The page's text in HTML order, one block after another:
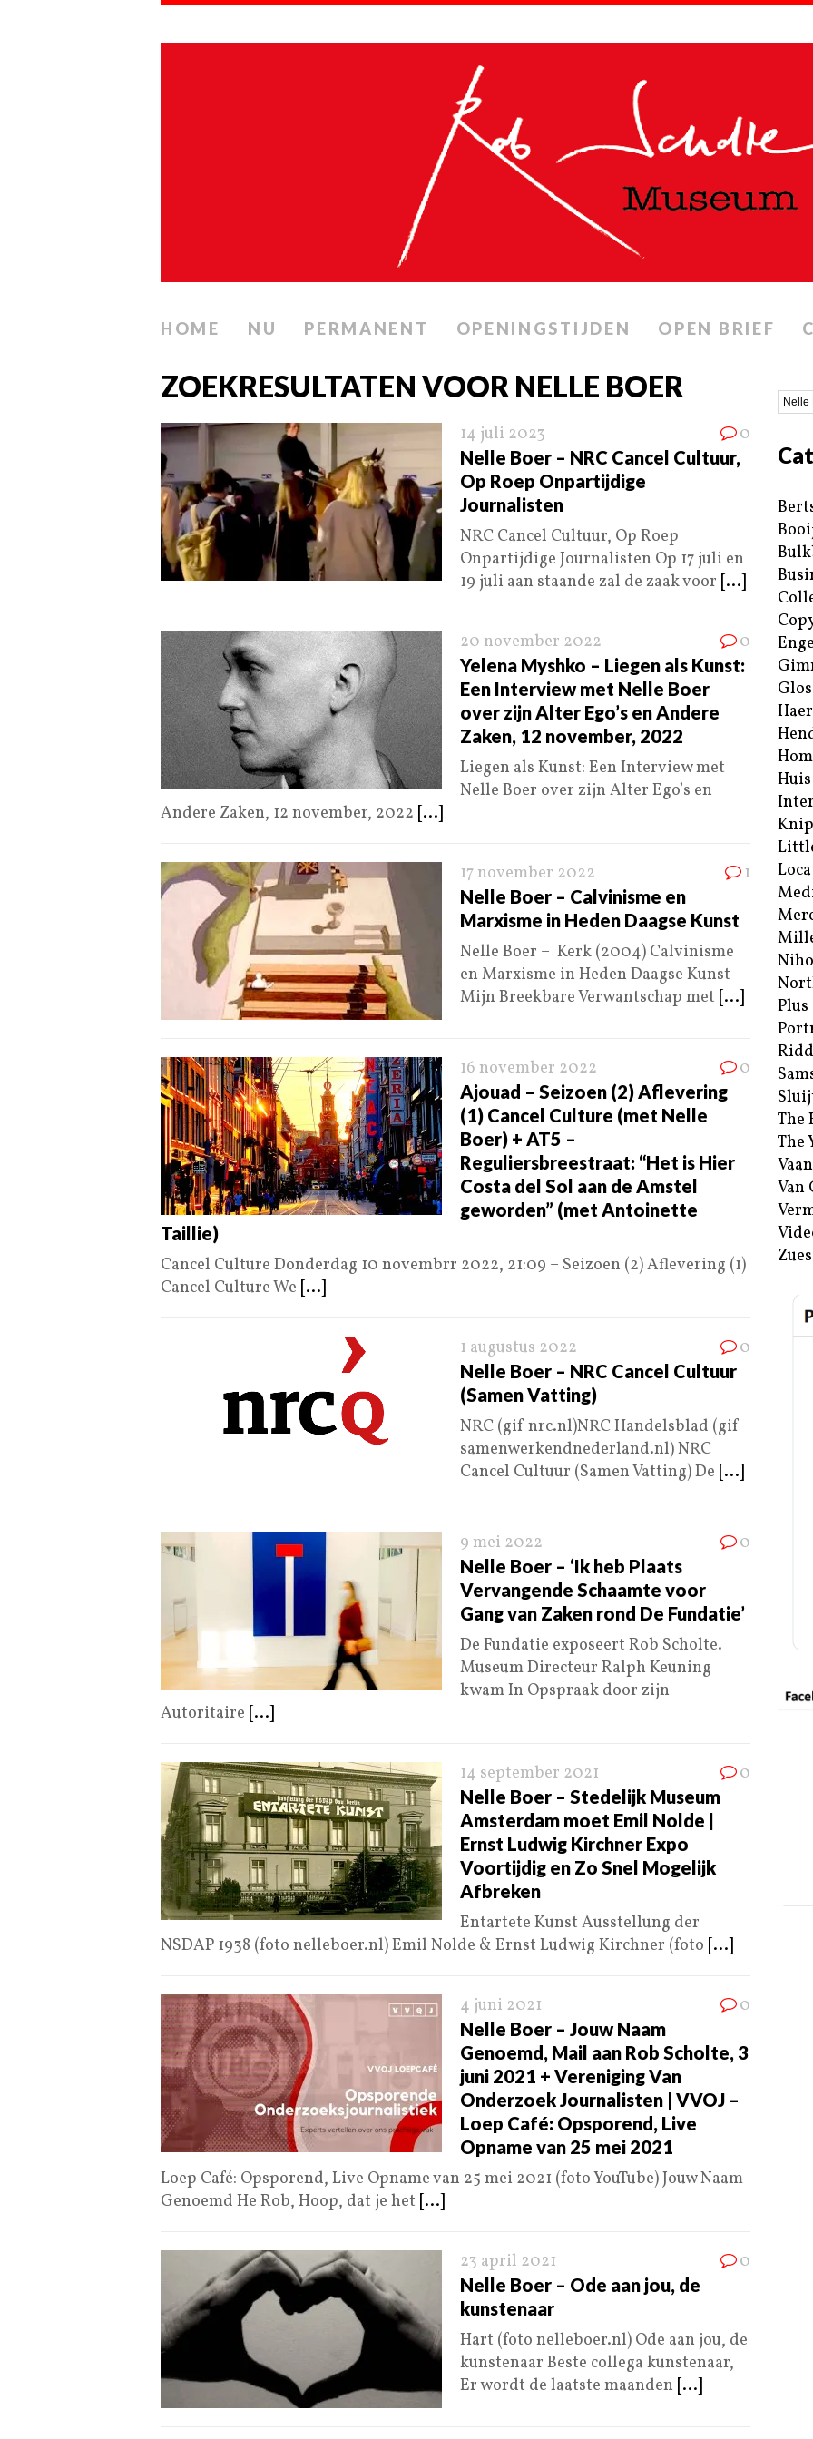
HOME NU PERMANENT OPENINGSTIJDEN OPEN BRIEF
ZOEKRESULTATEN VOOR NELLE BOER
14 juli 2023 0
Nelle Boer – NRC Cancel Cultuur,
Op Roep Onpartijdige
Journalisten
NRC Cancel Cultuur, Op Roep
Onpartijdige Journalisten Op 17 juli en
19 juli aan staande zal de zaak voor [...]
20 november 2022 0
Yelena Myshko – Liegen als Kunst:
Een Interview met Nelle Boer
over zijn Alter Ego’s en Andere
Zaken, 12 november, 2022
Liegen als Kunst: Een Interview met
Nelle Boer over zijn Alter Ego’s en
Andere Zaken, 12 november, 2022 [...]
17 november 2022 1
Nelle Boer – Calvinisme en
Marxisme in Heden Daagse Kunst
Nelle Boer – Kerk (2004) Calvinisme
en Marxisme in Heden Daagse Kunst
Mijn Breekbare Verwantschap met [...]
16 november 2022 0
Ajouad – Seizoen (2) Aflevering
(1) Cancel Culture (met Nelle
Boer) + AT5 –
Reguliersbreestraat: “Het is Hier
Costa del Sol aan de Amstel
geworden” (met Antoinette
Taillie)
Cancel Culture Donderdag 10 novembrr 2022, 21:09 – Seizoen (2) Aflevering (1)
Cancel Culture We [...]
1 augustus 2022 0
Nelle Boer – NRC Cancel Cultuur
(Samen Vatting)
NRC (gif nrc.nl)NRC Handelsblad (gif
samenwerkendnederland.nl) NRC
Cancel Cultuur (Samen Vatting) De [...]
9 mei 2022 0
Nelle Boer – ‘Ik heb Plaats
Vervangende Schaamte voor
Gang van Zaken rond De Fundatie’
De Fundatie exposeert Rob Scholte.
Museum Directeur Ralph Keuning
kwam In Opspraak door zijn
Autoritaire [...]
14 september 2021 0
Nelle Boer – Stedelijk Museum
Amsterdam moet Emil Nolde |
Ernst Ludwig Kirchner Expo
Voortijdig en Zo Snel Mogelijk
Afbreken
Entartete Kunst Ausstellung der
NSDAP 1938 (foto nelleboer.nl) Emil Nolde & Ernst Ludwig Kirchner (foto [...]
4 juni 2021 0
Nelle Boer – Jouw Naam
Genoemd, Mail aan Rob Scholte, 3
juni 2021 + Vereniging Van
Onderzoek Journalisten | VVOJ –
Loep Café: Opsporend, Live
Opname van 25 mei 2021
Loep Café: Opsporend, Live Opname van 25 mei 2021 (foto YouTube) Jouw Naam
Genoemd He Rob, Hoop, dat je het [...]
23 april 2021 0
Nelle Boer – Ode aan jou, de
kunstenaar
Hart (foto nelleboer.nl) Ode aan jou, de
kunstenaar Beste collega kunstenaar,
Er wordt de laatste maanden [...]
Plus
The
The
Van